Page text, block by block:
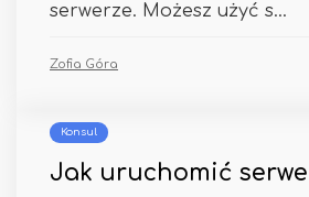
serwerze. Możesz użyć s...
Zofia Góra
Konsul
Jak uruchomić